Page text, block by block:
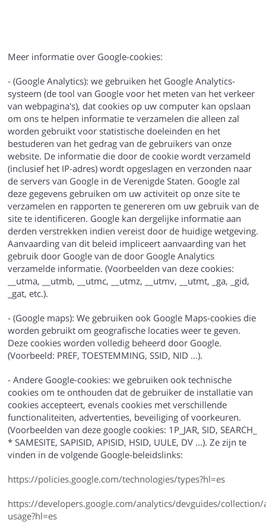
Meer informatie over Google-cookies:
- (Google Analytics): we gebruiken het Google Analytics-
systeem (de tool van Google voor het meten van het verkeer
van webpagina's), dat cookies op uw computer kan opslaan
om ons te helpen informatie te verzamelen die alleen zal
worden gebruikt voor statistische doeleinden en het
bestuderen van het gedrag van de gebruikers van onze
website. De informatie die door de cookie wordt verzameld
(inclusief het IP-adres) wordt opgeslagen en verzonden naar
de servers van Google in de Verenigde Staten. Google zal
deze gegevens gebruiken om uw activiteit op onze site te
verzamelen en rapporten te genereren om uw gebruik van de
site te identificeren. Google kan dergelijke informatie aan
derden verstrekken indien vereist door de huidige wetgeving.
Aanvaarding van dit beleid impliceert aanvaarding van het
gebruik door Google van de door Google Analytics
verzamelde informatie. (Voorbeelden van deze cookies:
__utma, __utmb, __utmc, __utmz, __utmv, __utmt, _ga, _gid,
_gat, etc.).
- (Google maps): We gebruiken ook Google Maps-cookies die
worden gebruikt om geografische locaties weer te geven.
Deze cookies worden volledig beheerd door Google.
(Voorbeeld: PREF, TOESTEMMING, SSID, NID ...).
- Andere Google-cookies: we gebruiken ook technische
cookies om te onthouden dat de gebruiker de installatie van
cookies accepteert, evenals cookies met verschillende
functionaliteiten, advertenties, beveiliging of voorkeuren.
(Voorbeelden van deze google cookies: 1P_JAR, SID, SEARCH_
* SAMESITE, SAPISID, APISID, HSID, UULE, DV ...). Ze zijn te
vinden in de volgende Google-beleidslinks:
https://policies.google.com/technologies/types?hl=es
https://developers.google.com/analytics/devguides/
usage?hl=es